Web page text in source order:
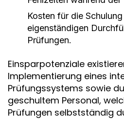
Kosten für die
eigenständigen
Prüfungen.
Einsparpotenziale
Implementierung eines
Prüfungssystems sowie
geschultem Personal,
Prüfungen selbstständig